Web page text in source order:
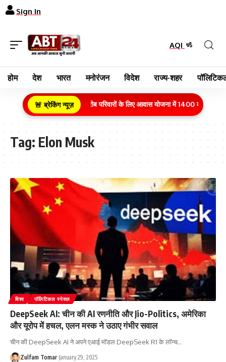
Sign In
AQI
होम देश भारत मनोरंजन विदेश राज्य-शहर
🚨 ब्रेकिंग न्यूज़
ग्रामीण क्षेत्र के गरीब परिवारों के लिए आवास योजना में 1400 करोड़ रुपये
Tag: Elon Musk
विश्व पॉलिटिकल स्पेशल
DeepSeek AI: चीन की AI रणनीति और Jio-Politics, अमेरिका
और यूरोप में हचल, एलन मस्क ने उठाए गंभीर सवाल
चीन की DeepSeek AI ने अपने एआई मॉडल DeepSeek R1 के लॉन्च…
Zulfam Tomar January 29, 2025